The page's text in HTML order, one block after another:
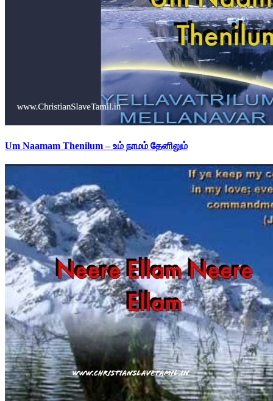
Um Naamam Thenilum – உம் நாமம் தேனிலும்